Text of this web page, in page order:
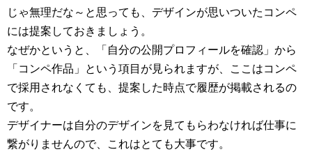
じゃ無理だな～と思っても、デザインが思いついたコンペ
には提案しておきましょう。
なぜかというと、「自分の公開プロフィールを確認」から
「コンペ作品」という項目が見られますが、ここはコンペ
で採用されなくても、提案した時点で履歴が掲載されるの
です。
デザイナーは自分のデザインを見てもらわなければ仕事に
繋がりませんので、これはとても大事です。